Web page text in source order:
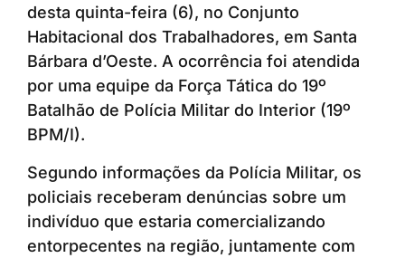
desta quinta-feira (6), no Conjunto
Habitacional dos Trabalhadores, em Santa
Bárbara d’Oeste. A ocorrência foi atendida
por uma equipe da Força Tática do 19º
Batalhão de Polícia Militar do Interior (19º
BPM/I).
Segundo informações da Polícia Militar, os
policiais receberam denúncias sobre um
indivíduo que estaria comercializando
entorpecentes na região, juntamente com